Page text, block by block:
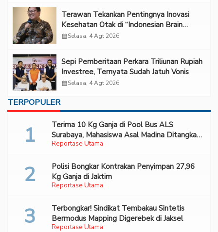
Terawan Tekankan Pentingnya Inovasi
Kesehatan Otak di “Indonesian Brain
Forum 2026 UPN Veteran Jakarta”
calendar_monthSelasa, 4 Agt 2026
Sepi Pemberitaan Perkara Triliunan Rupiah
Investree, Ternyata Sudah Jatuh Vonis
calendar_monthSelasa, 4 Agt 2026
TERPOPULER
Reportase Utama
Terima 10 Kg Ganja di Pool Bus ALS
Surabaya, Mahasiswa Asal Madina Ditangkap
Bareskrim
Reportase Utama
Polisi Bongkar Kontrakan Penyimpan 27,96
Kg Ganja di Jaktim
Reportase Utama
Terbongkar! Sindikat Tembakau Sintetis
Bermodus Mapping Digerebek di Jaksel